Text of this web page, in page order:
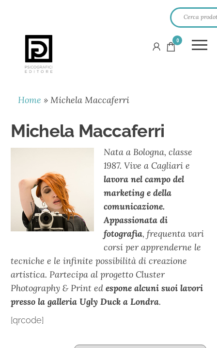
PSICOGRAFICI
EDITORE
0
Home »Michela Maccaferri
Michela Maccaferri
Nata a Bologna, classe
1987. Vive a Cagliari e
lavora nel campo del
marketing e della
comunicazione.
Appassionata di
fotografia, frequenta vari
corsi per apprenderne le
tecniche e le infinite possibilità di creazione
artistica. Partecipa al progetto Cluster
Photography & Print edespone alcuni suoi lavori
presso la galleria Ugly Duck a Londra.
[qrcode]